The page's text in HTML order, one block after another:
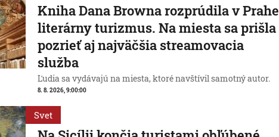
Kniha Dana Browna rozprúdila v Prahe
literárny turizmus. Na miesta sa prišla
pozrieť aj najväčšia streamovacia
služba
Ľudia sa vydávajú na miesta, ktoré navštívil samotný autor.
8. 8. 2026, 9:00:00
Svet